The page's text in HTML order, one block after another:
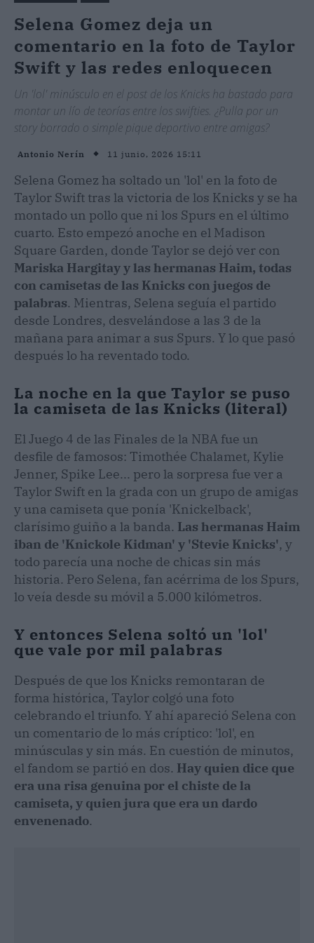
Selena Gomez deja un
comentario en la foto de Taylor
Swift y las redes enloquecen
Un 'lol' minúsculo en el post de los Knicks ha bastado para
montar un lío de teorías entre los swifties. ¿Pulla por un
story borrado o simple pique deportivo entre amigas?
Antonio Nerín 11 junio, 2026 15:11
Selena Gomez ha soltado un 'lol' en la foto de
Taylor Swift tras la victoria de los Knicks y se ha
montado un pollo que ni los Spurs en el último
cuarto. Esto empezó anoche en el Madison
Square Garden, donde Taylor se dejó ver con
Mariska Hargitay y las hermanas Haim, todas
con camisetas de las Knicks con juegos de
palabras. Mientras, Selena seguía el partido
desde Londres, desvelándose a las 3 de la
mañana para animar a sus Spurs. Y lo que pasó
después lo ha reventado todo.
La noche en la que Taylor se puso
la camiseta de las Knicks (literal)
El Juego 4 de las Finales de la NBA fue un
desfile de famosos: Timothée Chalamet, Kylie
Jenner, Spike Lee... pero la sorpresa fue ver a
Taylor Swift en la grada con un grupo de amigas
y una camiseta que ponía 'Knickelback',
clarísimo guiño a la banda. Las hermanas Haim
iban de 'Knickole Kidman' y 'Stevie Knicks', y
todo parecía una noche de chicas sin más
historia. Pero Selena, fan acérrima de los Spurs,
lo veía desde su móvil a 5.000 kilómetros.
Y entonces Selena soltó un 'lol'
que vale por mil palabras
Después de que los Knicks remontaran de
forma histórica, Taylor colgó una foto
celebrando el triunfo. Y ahí apareció Selena con
un comentario de lo más críptico: 'lol', en
minúsculas y sin más. En cuestión de minutos,
el fandom se partió en dos. Hay quien dice que
era una risa genuina por el chiste de la
camiseta, y quien jura que era un dardo
envenenado.